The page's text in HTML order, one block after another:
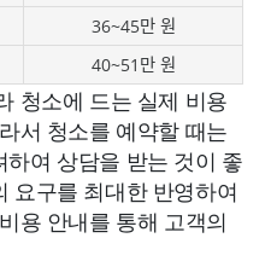
36~45만 원
40~51만 원
청소에 드는 실제 비용
서 청소를 예약할 때는
여 상담을 받는 것이 좋
요구를 최대한 반영하여
용 안내를 통해 고객의